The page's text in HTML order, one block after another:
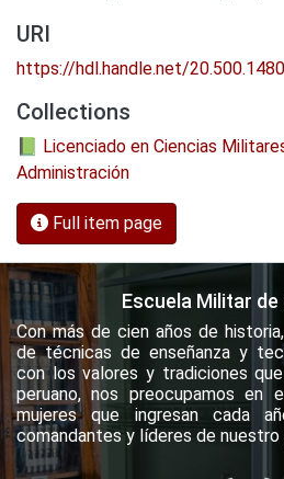
URI
https://hdl.handle.net/
Collections
📗 Licenciado en Ciencias
Administración
Full item page
Escuela Militar
Con más de cien años de
de técnicas de enseñanza y
con los valores y tradiciones
peruano, nos preocupamos en
mujeres que ingresan cada
comandantes y líderes de nuestro